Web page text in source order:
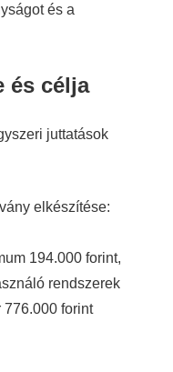
és a
és célja
juttatások
elkészítése:
194.000 forint,
rendszerek
776.000 forint